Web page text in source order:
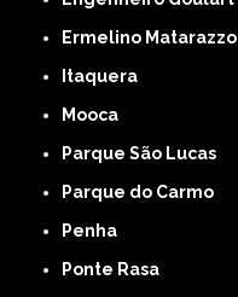
Ermelino Matarazzo
Itaquera
Mooca
Parque São Lucas
Parque do Carmo
Penha
Ponte Rasa